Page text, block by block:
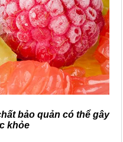
bảo quản có thể gây
khỏe